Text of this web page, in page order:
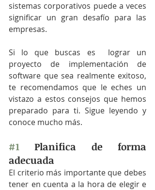
sistemas corporativos puede a veces
significar un gran desafío para las
empresas.
Si lo que buscas es  lograr un
proyecto de implementación de
software que sea realmente exitoso,
te recomendamos que le eches un
vistazo a estos consejos que hemos
preparado para ti. Sigue leyendo y
conoce mucho más.
#1 Planifica de forma
adecuada
El criterio más importante que debes
tener en cuenta a la hora de elegir e